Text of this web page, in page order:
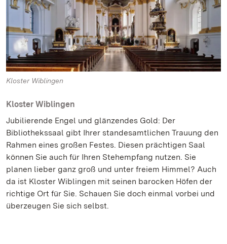
Kloster Wiblingen
Kloster Wiblingen
Jubilierende Engel und glänzendes Gold: Der
Bibliothekssaal gibt Ihrer standesamtlichen Trauung den
Rahmen eines großen Festes. Diesen prächtigen Saal
können Sie auch für Ihren Stehempfang nutzen. Sie
planen lieber ganz groß und unter freiem Himmel? Auch
da ist Kloster Wiblingen mit seinen barocken Höfen der
richtige Ort für Sie. Schauen Sie doch einmal vorbei und
überzeugen Sie sich selbst.